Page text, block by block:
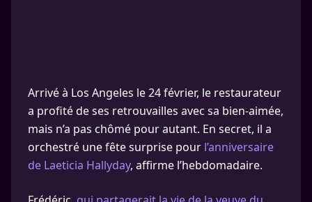
Arrivé à Los Angeles le 24 février, le restaurateur
a profité de ses retrouvailles avec sa bien-aimée,
mais n’a pas chômé pour autant. En secret, il a
orchestré une fête surprise pour l’anniversaire
de Laeticia Hallyday, affirme l’hebdomadaire.